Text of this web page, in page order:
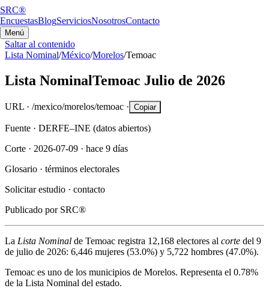
SRC®
EncuestasBlogServiciosNosotrosContacto
Menú
Saltar al contenido
Lista Nominal/México/Morelos/Temoac
Lista NominalTemoac Julio de 2026
URL · /mexico/morelos/temoac · Copiar
Fuente · DERFE–INE (datos abiertos)
Corte · 2026-07-09 · hace 9 días
Glosario · términos electorales
Solicitar estudio · contacto
Publicado por SRC®
La Lista Nominal de Temoac registra 12,168 electores al corte del 9
de julio de 2026: 6,446 mujeres (53.0%) y 5,722 hombres (47.0%).
Temoac es uno de los municipios de Morelos. Representa el 0.78%
de la Lista Nominal del estado.